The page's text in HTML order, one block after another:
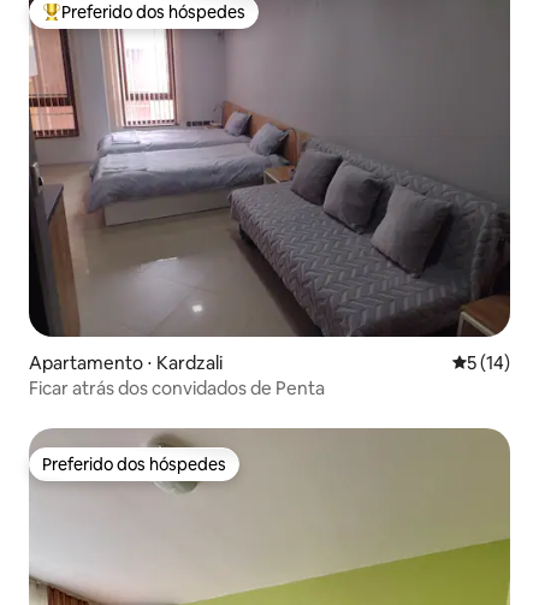
Entre os melhores preferidos dos hóspedes
Preferido dos hóspedes
Apartamento ⋅ Kardzali 5 de uma
5 (14)
Ficar atrás dos convidados de Penta
Preferido dos hóspedes
Preferido dos hóspedes